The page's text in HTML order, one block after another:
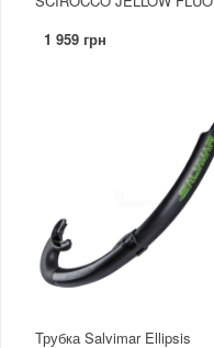
1 959 грн
Трубка Salvimar Ellipsis